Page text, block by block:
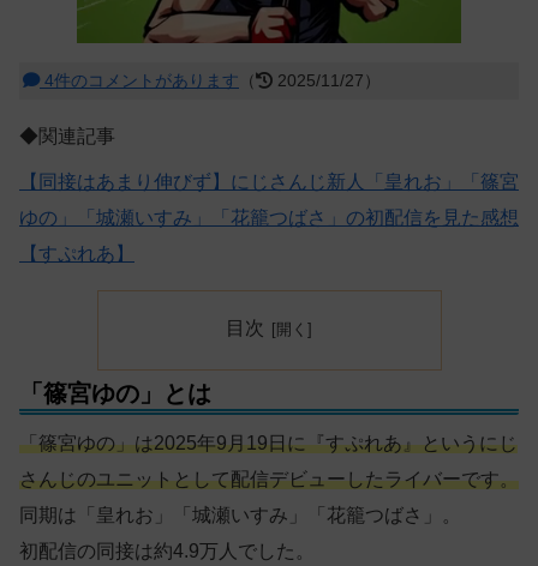
4件のコメントがあります （ 2025/11/27）
◆関連記事
【同接はあまり伸びず】にじさんじ新人「皇れお」「篠宮
ゆの」「城瀬いすみ」「花籠つばさ」の初配信を見た感想
【すぷれあ】
目次
「篠宮ゆの」とは
「篠宮ゆの」は2025年9月19日に『すぷれあ』というにじ
さんじのユニットとして配信デビューしたライバーです。
同期は「皇れお」「城瀬いすみ」「花籠つばさ」。
初配信の同接は約4.9万人でした。